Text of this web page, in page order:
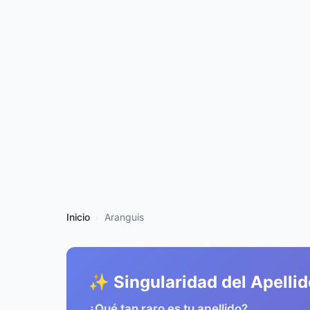
Inicio Aranguis
✨ Singularidad del